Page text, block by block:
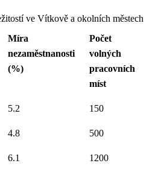
ve Vítkově a okolních městech
Míra
nezaměstnanosti
(%)
Počet
volných
pracovních
míst
5.2 150
4.8 500
6.1 1200